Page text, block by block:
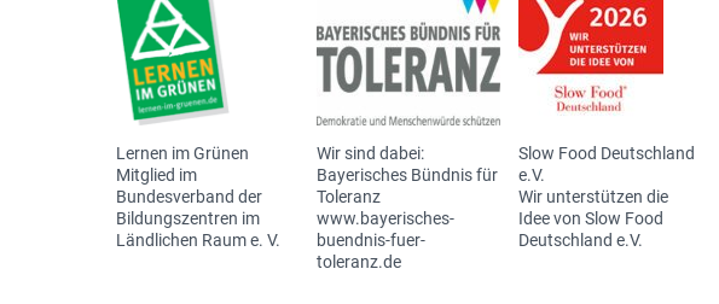
Lernen im Grünen
Mitglied im
Bundesverband der
Bildungszentren im
Ländlichen Raum e. V.
Wir sind dabei:
Bayerisches Bündnis für
Toleranz
www.bayerisches-
buendnis-fuer-
toleranz.de
Slow Food Deutschland
e.V.
Wir unterstützen die
Idee von Slow Food
Deutschland e.V.